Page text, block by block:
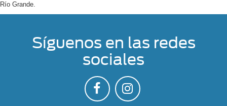
Río Grande.
Síguenos en las redes
sociales